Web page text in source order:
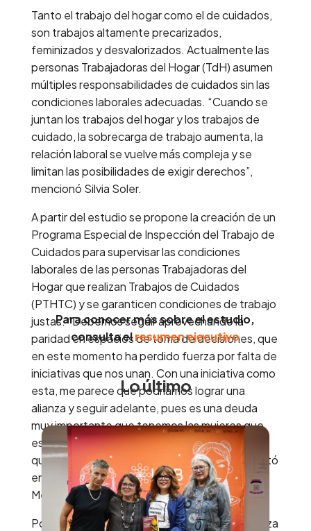
Tanto el trabajo del hogar como el de cuidados,
son trabajos altamente precarizados,
feminizados y desvalorizados. Actualmente las
personas Trabajadoras del Hogar (TdH) asumen
múltiples responsabilidades de cuidados sin las
condiciones laborales adecuadas. “Cuando se
juntan los trabajos del hogar y los trabajos de
cuidado, la sobrecarga de trabajo aumenta, la
relación laboral se vuelve más compleja y se
limitan las posibilidades de exigir derechos”,
mencionó Silvia Soler.
A partir del estudio se propone la creación de un
Programa Especial de Inspección del Trabajo de
Cuidados para supervisar las condiciones
laborales de las personas Trabajadoras del
Hogar que realizan Trabajos de Cuidados
(PTHTC) y se garanticen condiciones de trabajo
justas. “Debemos seguir aprovechando la
paridad en espacios de toma de decisiones, que
en este momento ha perdido fuerza por falta de
iniciativas que nos unan. Con una iniciativa como
esta, me parece que podríamos lograr una
alianza y seguir adelante, pues es una deuda
muy importante que tenemos las mujeres que
estamos en el Congreso con las otras mujeres
que cuidan y realizan trabajo doméstico”, resaltó
en su participación la diputada federal, Patricia
Mercado.
Por su parte, Jaqueline Leduc, parte de la Alianza
Para conocer más sobre el estudio,
consulta elresumen ejecutivo
Lo último